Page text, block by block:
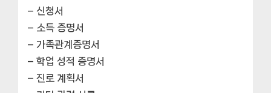
– 신청서
– 소득 증명서
– 가족관계증명서
– 학업 성적 증명서
– 진로 계획서